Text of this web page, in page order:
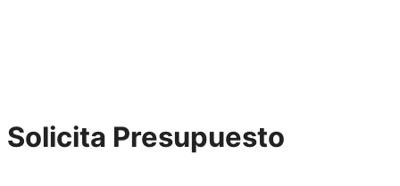
Solicita Presupuesto